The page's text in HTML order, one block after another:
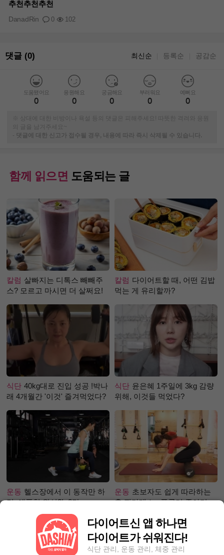
추천추천추천
0 102
DanadRin
댓글 (0) 최신순 등록순 공감순
도움됐어요
0
응원해요
0
궁금해요
0
부러워요
0
예뻐요
0
※ 상대에 대한 비방이나 욕설 등의 댓글은 피해주세요! 따뜻한 격려와 응원
의 글을 남겨주세요~
-
댓글에 대한 신고가 접수될 경우, 내용에 따라 즉시 삭제될 수 있습니다.
함께 읽으면 도움되는 글
칼럼 살빠지는 디톡스 빼빼주
스? 모르고 마시면 더 살쩌요!
칼럼 다이어트할 때, 어떤 김밥
먹는 게 유리할까?
식단 40kg대로 진입 성공 !박나
래 4개월간 '이것' 즐겨먹었다?
식단 윤은혜 1주일에 3kg 감량
위해, 이것들 먹었다?
운동 헬스장에서 이 동작만 하
면, 애플힙 완성?! -2탄-
운동 초보자도 쉽게 따라하는
홈 필라테스 - 폼롤러 종아리 알
다이어트신 앱 하나면
다이어트가 쉬워진다!
식단 관리, 운동 관리, 체중 관리